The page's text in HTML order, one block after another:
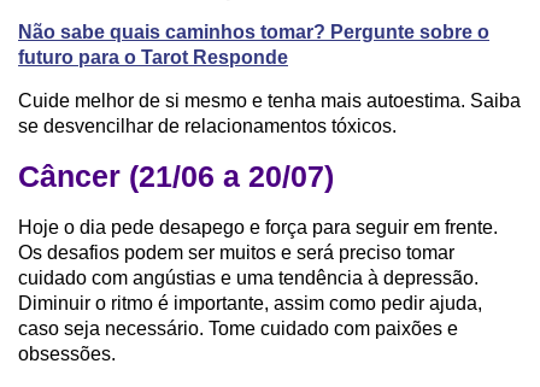
Não sabe quais caminhos tomar? Pergunte sobre o
futuro para o Tarot Responde
Cuide melhor de si mesmo e tenha mais autoestima. Saiba
se desvencilhar de relacionamentos tóxicos.
Câncer (21/06 a 20/07)
Hoje o dia pede desapego e força para seguir em frente.
Os desafios podem ser muitos e será preciso tomar
cuidado com angústias e uma tendência à depressão.
Diminuir o ritmo é importante, assim como pedir ajuda,
caso seja necessário. Tome cuidado com paixões e
obsessões.